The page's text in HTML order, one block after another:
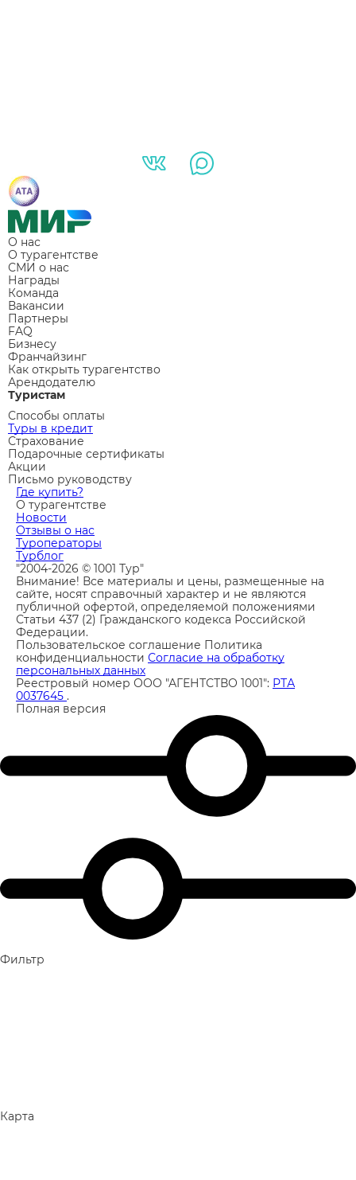
О нас
О турагентстве
СМИ о нас
Награды
Команда
Вакансии
Партнеры
FAQ
Бизнесу
Франчайзинг
Как открыть турагентство
Арендодателю
Туристам
Способы оплаты
Туры в кредит
Страхование
Подарочные сертификаты
Акции
Письмо руководству
Где купить?
О турагентстве
Новости
Отзывы о нас
Туроператоры
Турблог
"2004-2026 © 1001 Тур"
Внимание! Все материалы и цены, размещенные на
сайте, носят справочный характер и не являются
публичной офертой, определяемой положениями
Статьи 437 (2) Гражданского кодекса Российской
Федерации.
Пользовательское соглашение Политика
конфиденциальности Согласие на обработку
персональных данных
Реестровый номер ООО "АГЕНТСТВО 1001": РТА
0037645 .
Полная версия
Фильтр
Карта